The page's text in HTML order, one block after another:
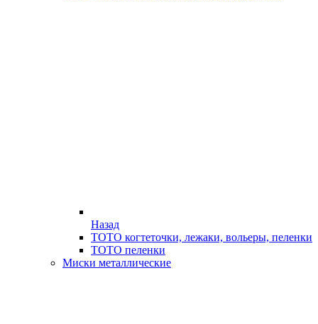
Назад
ТОТО когтеточки, лежаки, вольеры, пеленки
ТОТО пеленки
Миски металлические